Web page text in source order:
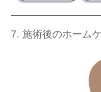
7. 施術後のホーム